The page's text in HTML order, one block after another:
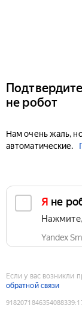
не робот
Нам очень жаль,
автоматические.
Я не
Yandex
Если у вас возникли
обратной связи
9182071846354088339: